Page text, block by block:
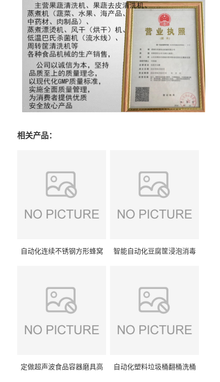
相关产品：
自动化连续不锈钢方形蜂窝
智能自动化豆腐筐浸泡消毒
定做超声波食品容器磨具高
自动化塑料垃圾桶翻桶洗桶